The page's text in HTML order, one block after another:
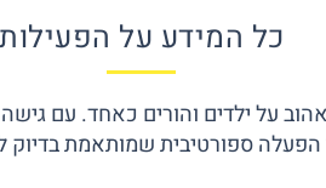
כל המידע על הפעילות
על ילדים והורים כאחד. עם
הפעלה ספורטיבית שמותאמת